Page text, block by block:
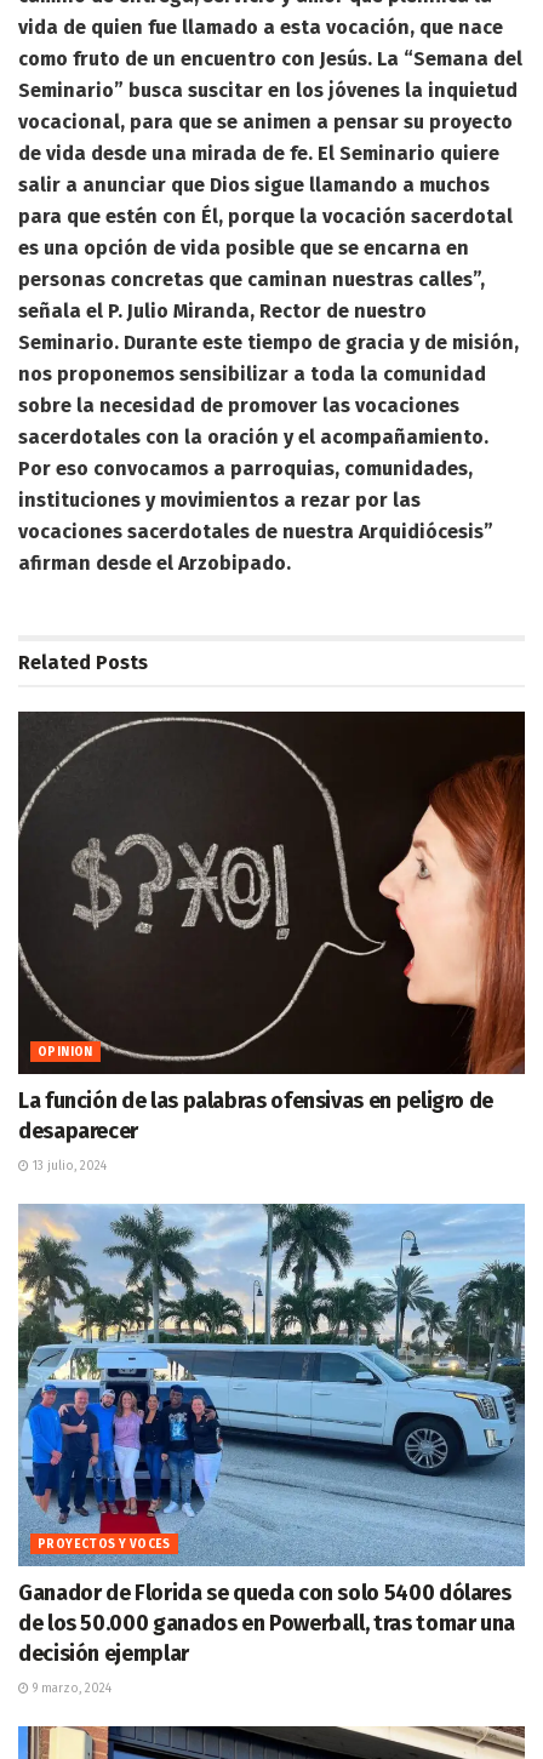
vida de quien fue llamado a esta vocación, que nace
como fruto de un encuentro con Jesús. La “Semana del
Seminario” busca suscitar en los jóvenes la inquietud
vocacional, para que se animen a pensar su proyecto
de vida desde una mirada de fe. El Seminario quiere
salir a anunciar que Dios sigue llamando a muchos
para que estén con Él, porque la vocación sacerdotal
es una opción de vida posible que se encarna en
personas concretas que caminan nuestras calles”,
señala el P. Julio Miranda, Rector de nuestro
Seminario. Durante este tiempo de gracia y de misión,
nos proponemos sensibilizar a toda la comunidad
sobre la necesidad de promover las vocaciones
sacerdotales con la oración y el acompañamiento.
Por eso convocamos a parroquias, comunidades,
instituciones y movimientos a rezar por las
vocaciones sacerdotales de nuestra Arquidiócesis”
afirman desde el Arzobipado.
Related Posts
OPINION
La función de las palabras ofensivas en peligro de
desaparecer
13 julio, 2024
PROYECTOS Y VOCES
Ganador de Florida se queda con solo 5400 dólares
de los 50.000 ganados en Powerball, tras tomar una
decisión ejemplar
9 marzo, 2024